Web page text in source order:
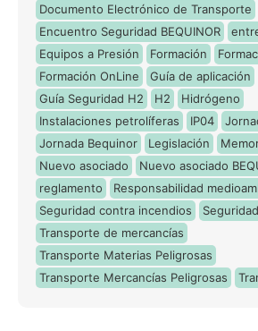
Documento Electrónico de Transporte
Encuentro Seguridad BEQUINOR
Equipos a Presión
Formación
Formación OnLine
Guía de aplicación
Guía Seguridad H2
H2
Hidrógeno
Instalaciones petrolíferas
IP04
Jornada Bequinor
Legislación
Nuevo asociado
Nuevo asociado
reglamento
Responsabilidad
Seguridad contra incendios
Transporte de mercancías
Transporte Materias Peligrosas
Transporte Mercancías Peligrosas